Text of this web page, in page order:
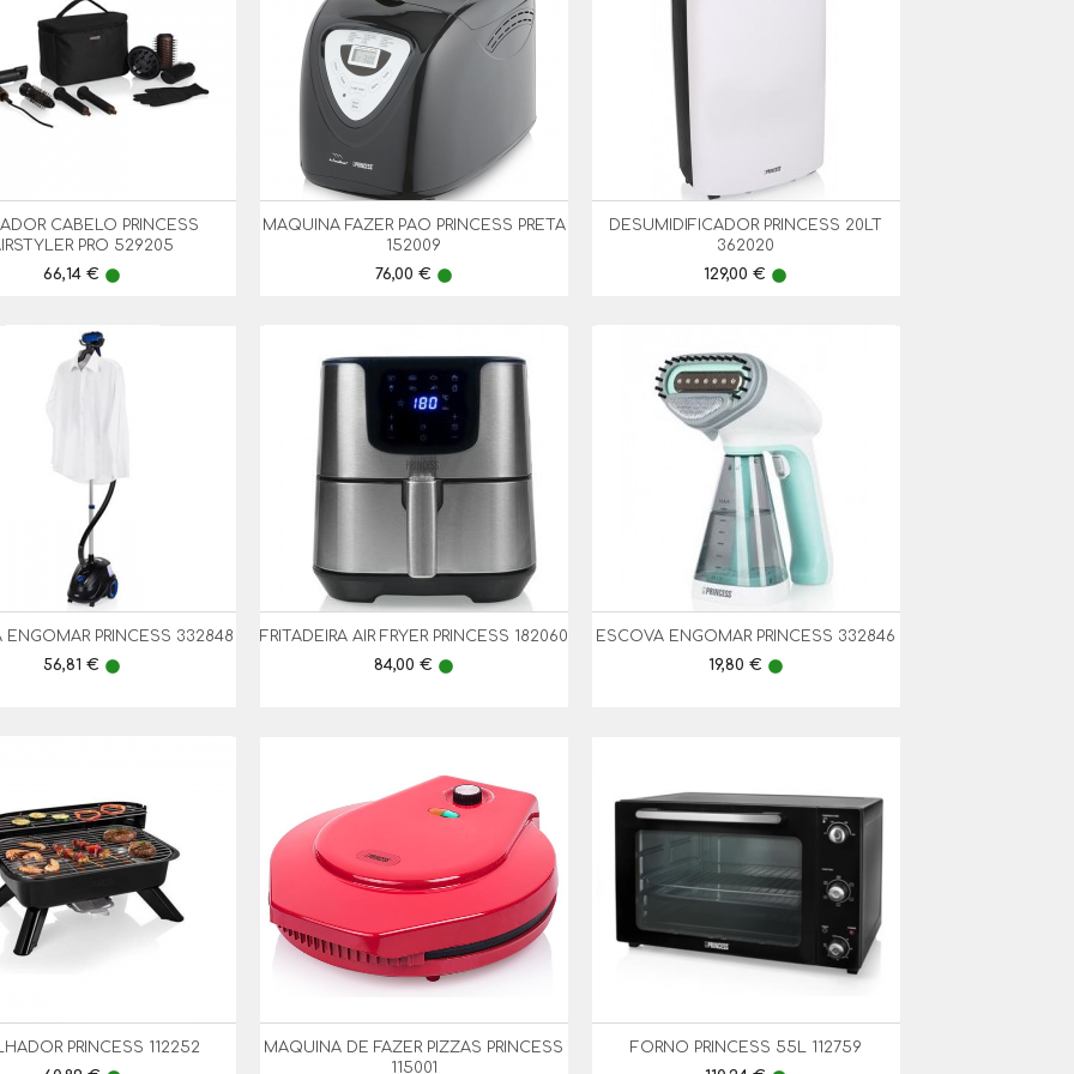
CABELO PRINCESS
PRO 529205
Preço
66,14 € lens
Vista Rápida
MAQUINA FAZER PAO PRINCESS PRETA
152009
Preço
76,00 € lens
 Vista Rápida
DESUMIDIFICADOR PRINCESS 20LT
362020
Preço
129,00 € lens
 Vista Rápida
ENGOMAR PRINCESS 332848
Preço
56,81 € lens
Vista Rápida
FRITADEIRA AIR FRYER PRINCESS 182060
Preço
84,00 € lens
 Vista Rápida
ESCOVA ENGOMAR PRINCESS 332846
Preço
19,80 € lens
Vista Rápida
PRINCESS 112252
Vista Rápida
MAQUINA DE FAZER PIZZAS PRINCESS
115001
Vista Rápida
FORNO PRINCESS 55L 112759
 Vista Rápida